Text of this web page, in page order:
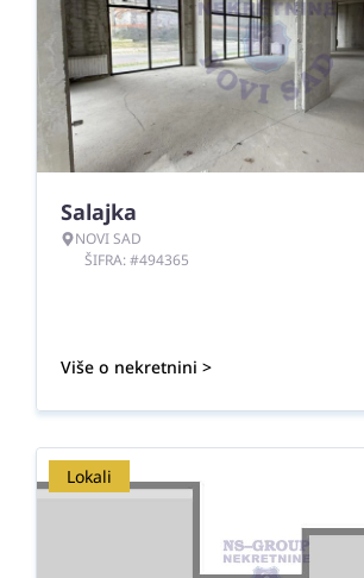
Salajka
NOVI SAD
ŠIFRA: #494365
Više o nekretnini >
Lokali